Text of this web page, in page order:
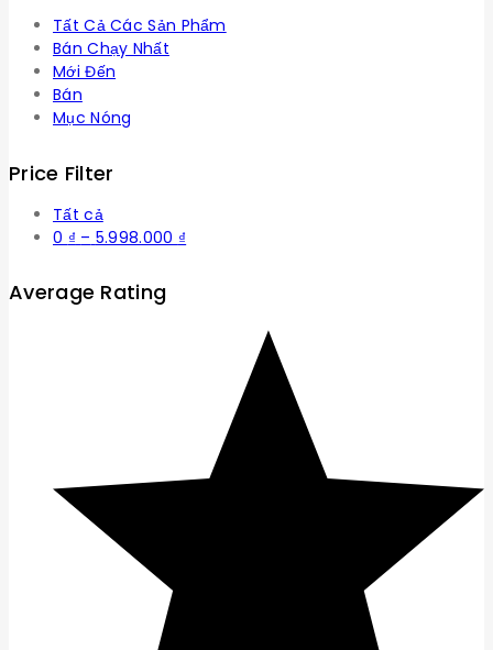
Tất Cả Các Sản Phẩm
Bán Chạy Nhất
Mới Đến
Bán
Mục Nóng
Price Filter
Tất cả
0 ₫ – 5.998.000 ₫
5.998.000 ₫
Average Rating